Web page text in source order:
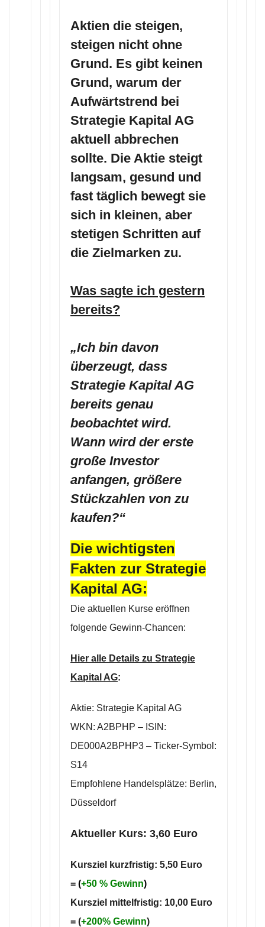
Aktien die steigen,
steigen nicht ohne
Grund. Es gibt keinen
Grund, warum der
Aufwärtstrend bei
Strategie Kapital AG
aktuell abbrechen
sollte. Die Aktie steigt
langsam, gesund und
fast täglich bewegt sie
sich in kleinen, aber
stetigen Schritten auf
die Zielmarken zu.
Was sagte ich gestern
bereits?
„Ich bin davon
überzeugt, dass
Strategie Kapital AG
bereits genau
beobachtet wird.
Wann wird der erste
große Investor
anfangen, größere
Stückzahlen von zu
kaufen?“
Die wichtigsten
Fakten zur Strategie
Kapital AG:
Die aktuellen Kurse eröffnen
folgende Gewinn-Chancen:
Hier alle Details zu Strategie
Kapital AG:
Aktie: Strategie Kapital AG
WKN: A2BPHP – ISIN:
DE000A2BPHP3 – Ticker-Symbol:
S14
Empfohlene Handelsplätze: Berlin,
Düsseldorf
Aktueller Kurs: 3,60 Euro
Kursziel kurzfristig: 5,50 Euro
= (+50 % Gewinn)
Kursziel mittelfristig: 10,00 Euro
= (+200% Gewinn)